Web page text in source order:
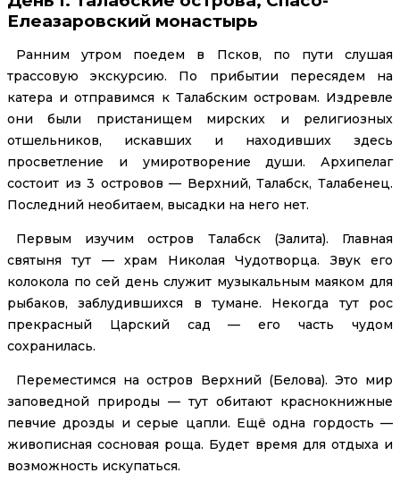
Елеазаровский монастырь
Ранним утром поедем в Псков, по пути слушая
трассовую экскурсию. По прибытии пересядем на
катера и отправимся к Талабским островам. Издревле
они были пристанищем мирских и религиозных
отшельников, искавших и находивших здесь
просветление и умиротворение души. Архипелаг
состоит из 3 островов — Верхний, Талабск, Талабенец.
Последний необитаем, высадки на него нет.
Первым изучим остров Талабск (Залита). Главная
святыня тут — храм Николая Чудотворца. Звук его
колокола по сей день служит музыкальным маяком для
рыбаков, заблудившихся в тумане. Некогда тут рос
прекрасный Царский сад — его часть чудом
сохранилась.
Переместимся на остров Верхний (Белова). Это мир
заповедной природы — тут обитают краснокнижные
певчие дрозды и серые цапли. Ещё одна гордость —
живописная сосновая роща. Будет время для отдыха и
возможность искупаться.